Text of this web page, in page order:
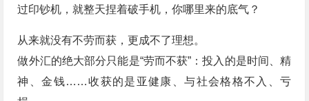
过印钞机，就整天捏着破手机，你哪里来的底气？
从来就没有不劳而获，更成不了理想。
做外汇的绝大部分只能是“劳而不获”：投入的是时间、精
神、金钱……收获的是亚健康、与社会格格不入、亏